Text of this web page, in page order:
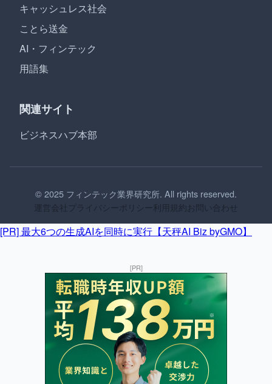
キャッシュレス社会
ことら送金
AI・フィンテック
用語集
関連サイト
ビジネスハブ本部
© 2025 フィンテック業界研究所. All rights reserved.
運営会社 プライバシーポリシー利用規約お問い合わせ
[PR] 最大6つの生成AIを同時に実行【天秤AI Biz byGMO】
[PR]